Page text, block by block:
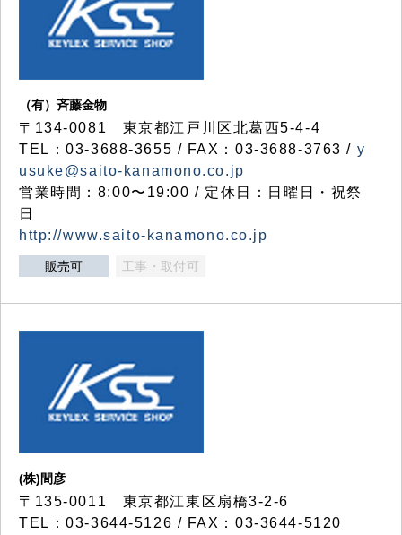
（有）斉藤金物
〒134-0081 東京都江戸川区北葛西5-4-4
TEL：03-3688-3655 / FAX：03-3688-3763 / y
usuke@saito-kanamono.co.jp
営業時間：8:00〜19:00 / 定休日：日曜日・祝祭
日
http://www.saito-kanamono.co.jp
販売可 工事・取付可
(株)間彦
〒135-0011 東京都江東区扇橋3-2-6
TEL：03-3644-5126 / FAX：03-3644-5120